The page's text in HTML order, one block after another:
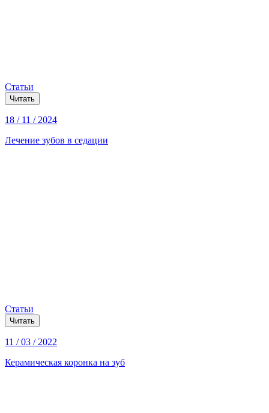
Статьи
Читать
18 / 11 / 2024
Лечение зубов в седации
Статьи
Читать
11 / 03 / 2022
Керамическая коронка на зуб